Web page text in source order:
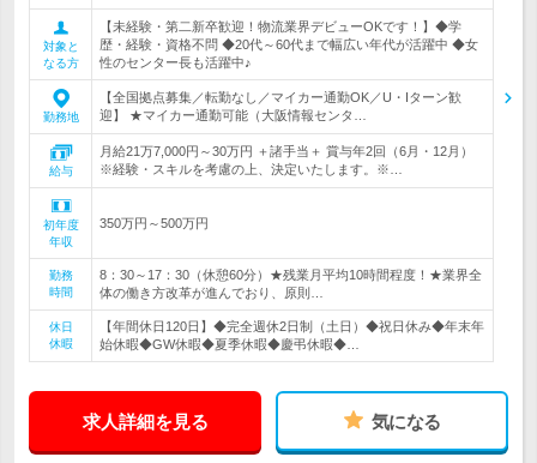
対象と
なる方
【未経験・第二新卒歓迎！物流業界デビューOKです！】◆学
歴・経験・資格不問 ◆20代～60代まで幅広い年代が活躍中 ◆女
性のセンター長も活躍中♪
勤務地
【全国拠点募集／転勤なし／マイカー通勤OK／U・Iターン歓
迎】 ★マイカー通勤可能（大阪情報センタ…
給与
月給21万7,000円～30万円 ＋諸手当＋ 賞与年2回（6月・12月）
※経験・スキルを考慮の上、決定いたします。※…
初年度
年収
350万円～500万円
勤務
時間
8：30～17：30（休憩60分）★残業月平均10時間程度！★業界全
体の働き方改革が進んでおり、原則…
休日
休暇
【年間休日120日】◆完全週休2日制（土日）◆祝日休み◆年末年
始休暇◆GW休暇◆夏季休暇◆慶弔休暇◆…
求人詳細を見る 気になる